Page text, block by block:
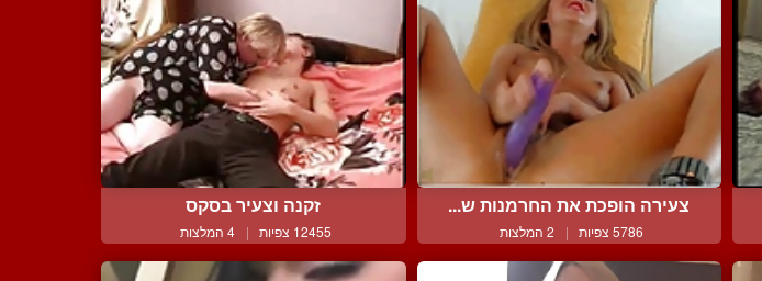
צעירה הופכת את החרמנות ש...
5786 צפיות | 2 המלצות
זקנה וצעיר בסקס
12455 צפיות | 4 המלצות